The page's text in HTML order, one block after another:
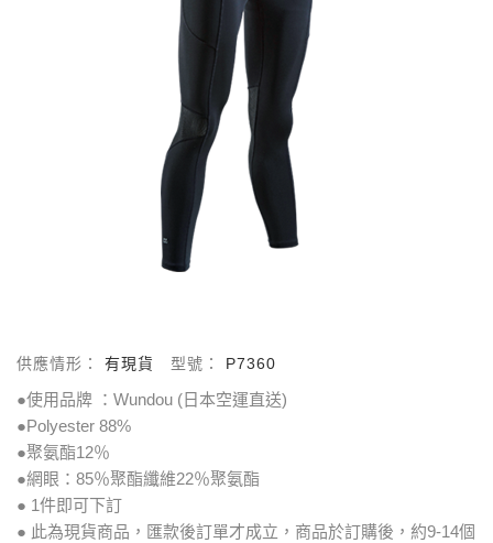
供應情形： 有現貨 型號： P7360
●使用品牌 ：Wundou (日本空運直送)
●Polyester 88%
●聚氨酯12％
●網眼：85％聚酯纖維22％聚氨酯
● 1件即可下訂
● 此為現貨商品，匯款後訂單才成立，商品於訂購後，約9-14個